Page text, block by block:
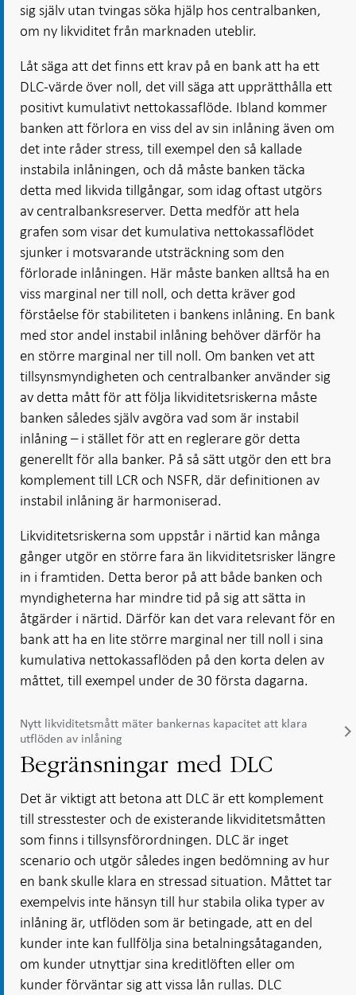
sig själv utan tvingas söka hjälp hos centralbanken,
om ny likviditet från marknaden uteblir.
Låt säga att det finns ett krav på en bank att ha ett
DLC-värde över noll, det vill säga att upprätthålla ett
positivt kumulativt nettokassaflöde. Ibland kommer
banken att förlora en viss del av sin inlåning även om
det inte råder stress, till exempel den så kallade
instabila inlåningen, och då måste banken täcka
detta med likvida tillgångar, som idag oftast utgörs
av centralbanksreserver. Detta medför att hela
grafen som visar det kumulativa nettokassaflödet
sjunker i motsvarande utsträckning som den
förlorade inlåningen. Här måste banken alltså ha en
viss marginal ner till noll, och detta kräver god
förståelse för stabiliteten i bankens inlåning. En bank
med stor andel instabil inlåning behöver därför ha
en större marginal ner till noll. Om banken vet att
tillsynsmyndigheten och centralbanker använder sig
av detta mått för att följa likviditetsriskerna måste
banken således själv avgöra vad som är instabil
inlåning – i stället för att en reglerare gör detta
generellt för alla banker. På så sätt utgör den ett bra
komplement till LCR och NSFR, där definitionen av
instabil inlåning är harmoniserad.
Likviditetsriskerna som uppstår i närtid kan många
gånger utgör en större fara än likviditetsrisker längre
in i framtiden. Detta beror på att både banken och
myndigheterna har mindre tid på sig att sätta in
åtgärder i närtid. Därför kan det vara relevant för en
bank att ha en lite större marginal ner till noll i sina
kumulativa nettokassaflöden på den korta delen av
måttet, till exempel under de 30 första dagarna.
Nytt likviditetsmått mäter bankernas kapacitet att klara
utflöden av inlåning
Begränsningar med DLC
Det är viktigt att betona att DLC är ett komplement
till stresstester och de existerande likviditetsmåtten
som finns i tillsynsförordningen. DLC är inget
scenario och utgör således ingen bedömning av hur
en bank skulle klara en stressad situation. Måttet tar
exempelvis inte hänsyn till hur stabila olika typer av
inlåning är, utflöden som är betingade, att en del
kunder inte kan fullfölja sina betalningsåtaganden,
om kunder utnyttjar sina kreditlöften eller om
kunder förväntar sig att vissa lån rullas. DLC